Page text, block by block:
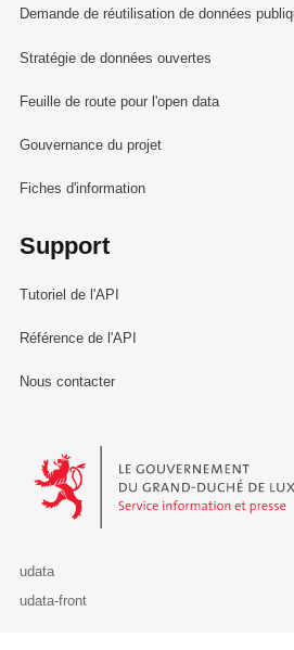
Demande de réutilisation de données
Stratégie de données ouvertes
Feuille de route pour l'open data
Gouvernance du projet
Fiches d'information
Support
Tutoriel de l'API
Référence de l'API
Nous contacter
Le Gouvernement du Grand-Duché
udata
udata-front